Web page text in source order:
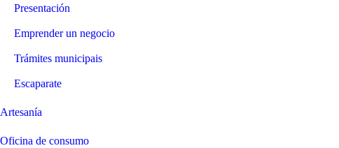
Presentación
Emprender un negocio
Trámites municipais
Escaparate
Artesanía
Oficina de consumo